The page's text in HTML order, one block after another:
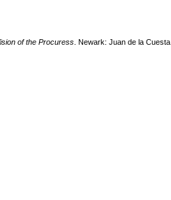
of the Procuress. Newark: Juan de la Cuesta.